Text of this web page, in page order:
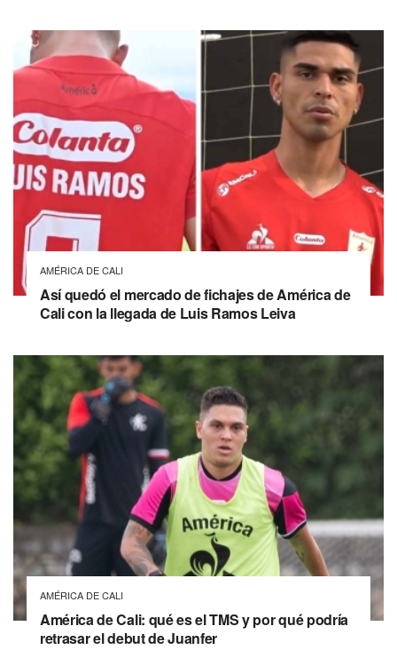
AMÉRICA DE CALI
Así quedó el mercado de fichajes de América de
Cali con la llegada de Luis Ramos Leiva
AMÉRICA DE CALI
América de Cali: qué es el TMS y por qué podría
retrasar el debut de Juanfer